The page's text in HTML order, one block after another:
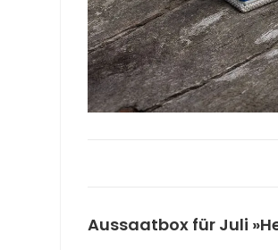
Aussaatbox für Juli